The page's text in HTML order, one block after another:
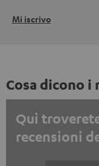
Mi iscrivo
Cosa dicono
Qui
recensioni